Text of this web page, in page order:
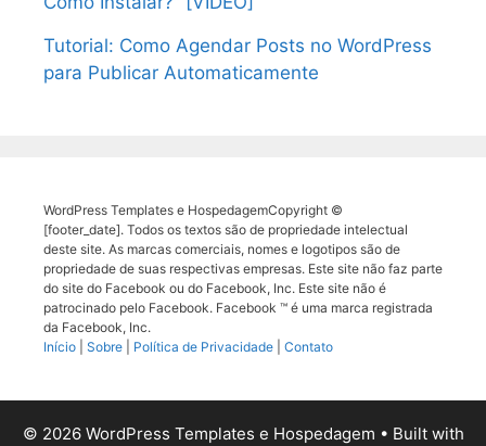
Tutorial: Como Agendar Posts no WordPress
para Publicar Automaticamente
WordPress Templates e HospedagemCopyright ©
[footer_date]. Todos os textos são de propriedade intelectual
deste site. As marcas comerciais, nomes e logotipos são de
propriedade de suas respectivas empresas. Este site não faz parte
do site do Facebook ou do Facebook, Inc. Este site não é
patrocinado pelo Facebook. Facebook ™ é uma marca registrada
da Facebook, Inc.
Início
Sobre Política de Privacidade Contato
© 2026 WordPress Templates e Hospedagem • Built with